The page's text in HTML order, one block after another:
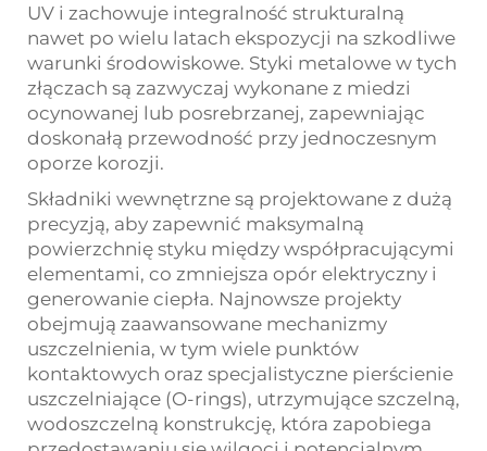
UV i zachowuje integralność strukturalną
nawet po wielu latach ekspozycji na szkodliwe
warunki środowiskowe. Styki metalowe w tych
złączach są zazwyczaj wykonane z miedzi
ocynowanej lub posrebrzanej, zapewniając
doskonałą przewodność przy jednoczesnym
oporze korozji.
Składniki wewnętrzne są projektowane z dużą
precyzją, aby zapewnić maksymalną
powierzchnię styku między współpracującymi
elementami, co zmniejsza opór elektryczny i
generowanie ciepła. Najnowsze projekty
obejmują zaawansowane mechanizmy
uszczelnienia, w tym wiele punktów
kontaktowych oraz specjalistyczne pierścienie
uszczelniające (O-rings), utrzymujące szczelną,
wodoszczelną konstrukcję, która zapobiega